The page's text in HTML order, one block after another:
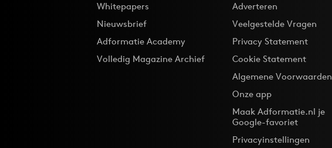
Whitepapers
Nieuwsbrief
Adformatie Academy
Volledig Magazine Archief
Adverteren
Veelgestelde Vragen
Privacy Statement
Cookie Statement
Algemene Voorwaarden
Onze app
Maak Adformatie.nl je
Google-favoriet
Privacyinstellingen